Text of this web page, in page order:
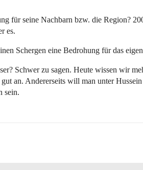
für seine Nachbarn bzw. die Region?
es.
Schergen eine Bedrohung für das
Schwer zu sagen. Heute wissen wir
an. Andererseits will man unter
sein.